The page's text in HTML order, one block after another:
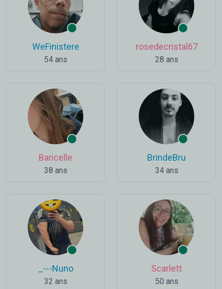
WeFinistere
54 ans
rosedecristal67
28 ans
Baricelle
38 ans
BrindeBru
34 ans
_---Nuno
32 ans
Scarlett
50 ans